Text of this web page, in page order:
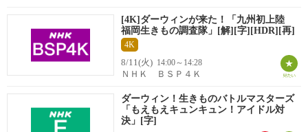
[4K]ダーウィンが来た！「九州初上陸
福岡生きもの調査隊」[解][字][HDR][再]
4K
8/11(火) 14:00～14:28
ＮＨＫ ＢＳＰ４Ｋ
ダーウィン！生きものバトルマスターズ
「もえもえキュンキュン！アイドル対
決」[字]